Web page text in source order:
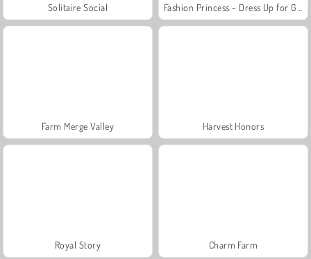
Solitaire Social
Farm Merge Valley Harvest Honors
Royal Story Charm Farm